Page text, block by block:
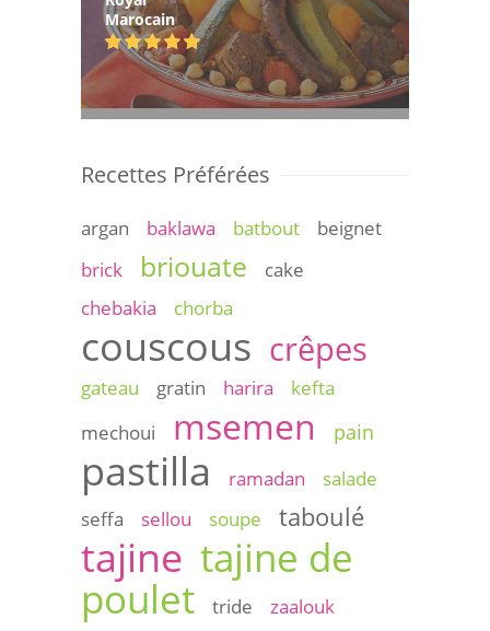
Marocain
Recettes Préférées
argan baklawa batbout
beignet
brick
briouate
cake
chebakia
chorba
couscous crêpes
gateau gratin harira
kefta
mechoui
msemen pain
pastilla ramadan
salade
seffa
sellou soupe taboulé
tajine tajine de
poulet
tride
zaalouk